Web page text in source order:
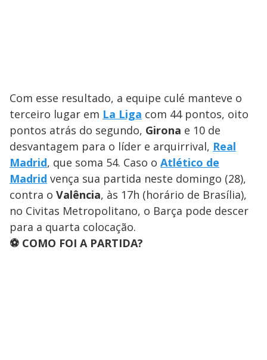
Com esse resultado, a equipe culé manteve o
terceiro lugar em La Liga com 44 pontos, oito
pontos atrás do segundo, Girona e 10 de
desvantagem para o líder e arquirrival, Real
Madrid, que soma 54. Caso o Atlético de
Madrid vença sua partida neste domingo (28),
contra o Valência, às 17h (horário de Brasília),
no Civitas Metropolitano, o Barça pode descer
para a quarta colocação.
⚽ COMO FOI A PARTIDA?